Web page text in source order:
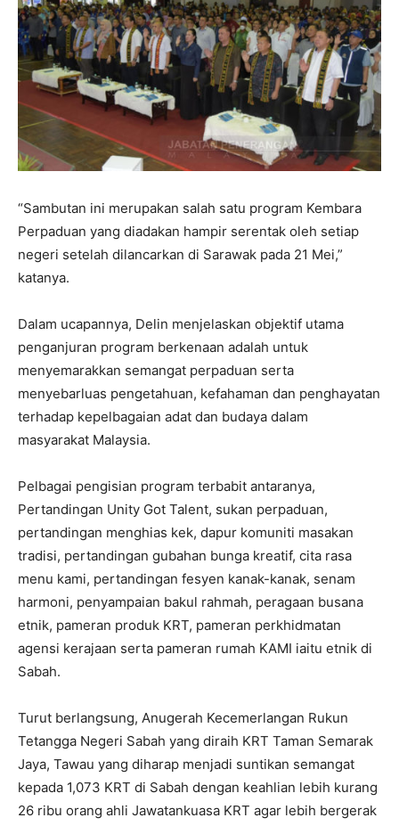
“Sambutan ini merupakan salah satu program Kembara
Perpaduan yang diadakan hampir serentak oleh setiap
negeri setelah dilancarkan di Sarawak pada 21 Mei,”
katanya.
Dalam ucapannya, Delin menjelaskan objektif utama
penganjuran program berkenaan adalah untuk
menyemarakkan semangat perpaduan serta
menyebarluas pengetahuan, kefahaman dan penghayatan
terhadap kepelbagaian adat dan budaya dalam
masyarakat Malaysia.
Pelbagai pengisian program terbabit antaranya,
Pertandingan Unity Got Talent, sukan perpaduan,
pertandingan menghias kek, dapur komuniti masakan
tradisi, pertandingan gubahan bunga kreatif, cita rasa
menu kami, pertandingan fesyen kanak-kanak, senam
harmoni, penyampaian bakul rahmah, peragaan busana
etnik, pameran produk KRT, pameran perkhidmatan
agensi kerajaan serta pameran rumah KAMI iaitu etnik di
Sabah.
Turut berlangsung, Anugerah Kecemerlangan Rukun
Tetangga Negeri Sabah yang diraih KRT Taman Semarak
Jaya, Tawau yang diharap menjadi suntikan semangat
kepada 1,073 KRT di Sabah dengan keahlian lebih kurang
26 ribu orang ahli Jawatankuasa KRT agar lebih bergerak